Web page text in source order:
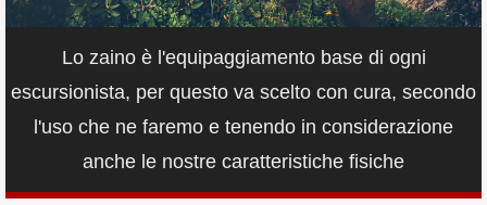
Lo zaino è l'equipaggiamento base di ogni
escursionista, per questo va scelto con cura, secondo
l'uso che ne faremo e tenendo in considerazione
anche le nostre caratteristiche fisiche